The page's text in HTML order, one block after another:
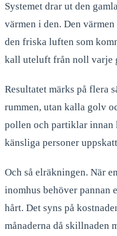
Systemet drar ut den
värmen i den. Den
den friska luften som
kall uteluft från noll varje
Resultatet märks på flera
rummen, utan kalla golv
pollen och partiklar
känsliga personer
Och så elräkningen. När
inomhus behöver pannan
hårt. Det syns på
månaderna då skillnaden